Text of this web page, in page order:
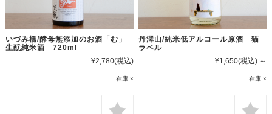
いづみ橋/酵母無添加のお酒「む」
生酛純米酒 720ml
¥2,780(税込)
在庫 ×
丹澤山/純米低アルコール原酒 猫
ラベル
¥1,650(税込) ～
在庫 ×